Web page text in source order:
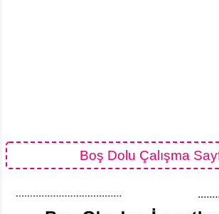
Boş Dolu Çalışma